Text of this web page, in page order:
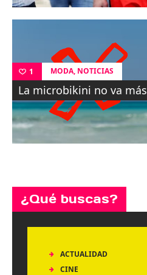
1 MODA, NOTICIAS
La microbikini no va más
¿Qué buscas?
ACTUALIDAD
CINE